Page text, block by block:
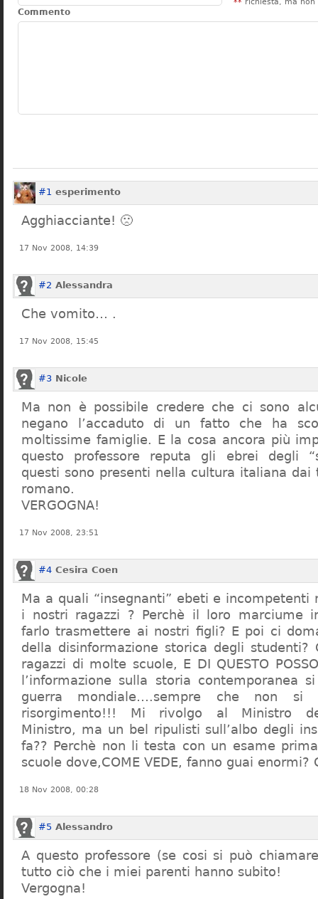
Commento
#1 esperimento
Agghiacciante! 🙁
17 Nov 2008, 14:39
#2 Alessandra
Che vomito… .
17 Nov 2008, 15:45
#3 Nicole
Ma non è possibile credere che ci sono
negano l’accaduto di un fatto che ha
moltissime famiglie. E la cosa ancora più
questo professore reputa gli ebrei degli
questi sono presenti nella cultura italiana dai
romano.
VERGOGNA!
17 Nov 2008, 23:51
#4 Cesira Coen
Ma a quali “insegnanti” ebeti e
i nostri ragazzi ? Perchè il loro marciume
farlo trasmettere ai nostri figli? E poi ci
della disinformazione storica degli
ragazzi di molte scuole, E DI QUESTO POSSO
l’informazione sulla storia contemporanea
guerra mondiale….sempre che non
risorgimento!!! Mi rivolgo al Ministro
Ministro, ma un bel ripulisti sull’albo degli
fa?? Perchè non li testa con un esame
scuole dove,COME VEDE, fanno guai enormi?
18 Nov 2008, 00:28
#5 Alessandro
A questo professore (se cosi si può
tutto ciò che i miei parenti hanno subito!
Vergogna!